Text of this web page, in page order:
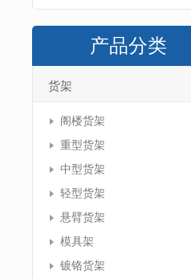
产品分类
货架
阁楼货架
重型货架
中型货架
轻型货架
悬臂货架
模具架
镀铬货架